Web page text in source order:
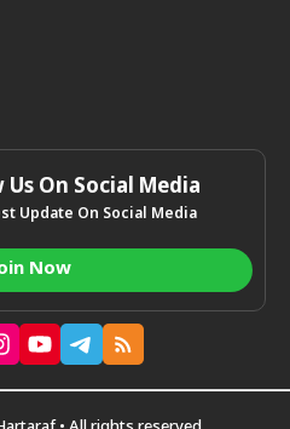
Us On Social Media
Update On Social Media
Now